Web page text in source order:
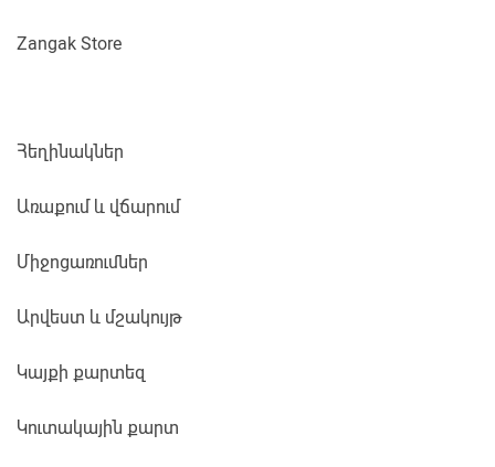
Zangak Store
Հեղինակներ
Առաքում և վճարում
Միջոցառումներ
Արվեստ և մշակույթ
Կայքի քարտեզ
Կուտակային քարտ